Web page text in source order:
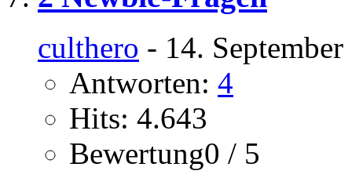
culthero - 14.
Antworten: 4
Hits: 4.643
Bewertung0 / 5